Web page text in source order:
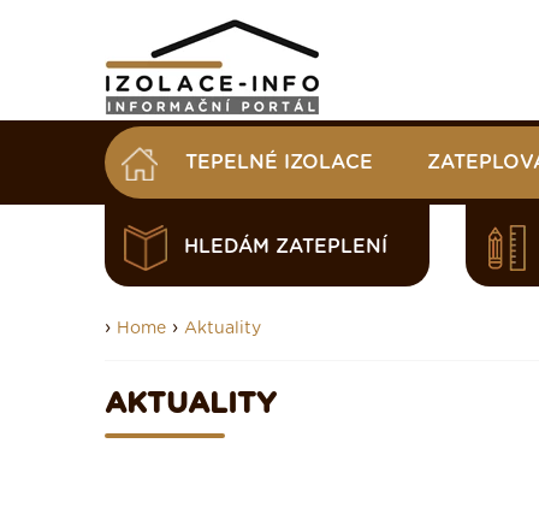
TEPELNÉ IZOLACE
HLEDÁM ZATEPLENÍ
› Home › Aktuality
AKTUALITY